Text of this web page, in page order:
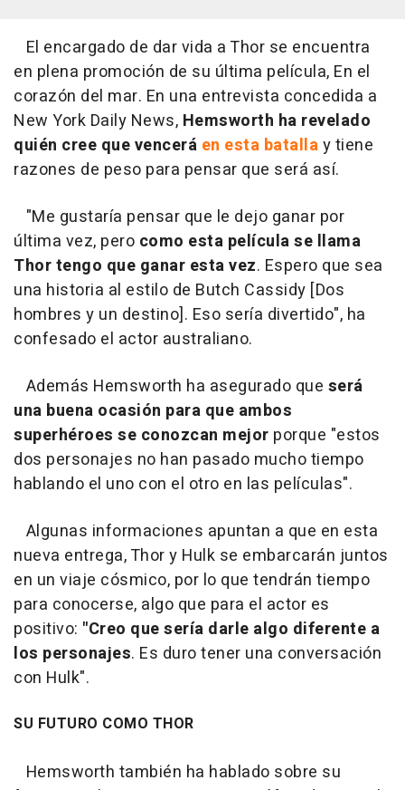
El encargado de dar vida a Thor se encuentra
en plena promoción de su última película, En el
corazón del mar. En una entrevista concedida a
New York Daily News, Hemsworth ha revelado
quién cree que vencerá en esta batallay tiene
razones de peso para pensar que será así.
"Me gustaría pensar que le dejo ganar por
última vez, pero como esta película se llama
Thor tengo que ganar esta vez. Espero que sea
una historia al estilo de Butch Cassidy [Dos
hombres y un destino]. Eso sería divertido", ha
confesado el actor australiano.
Además Hemsworth ha asegurado que será
una buena ocasión para que ambos
superhéroes se conozcan mejor porque "estos
dos personajes no han pasado mucho tiempo
hablando el uno con el otro en las películas".
Algunas informaciones apuntan a que en esta
nueva entrega, Thor y Hulk se embarcarán juntos
en un viaje cósmico, por lo que tendrán tiempo
para conocerse, algo que para el actor es
positivo: "Creo que sería darle algo diferente a
los personajes. Es duro tener una conversación
con Hulk".
SU FUTURO COMO THOR
Hemsworth también ha hablado sobre su